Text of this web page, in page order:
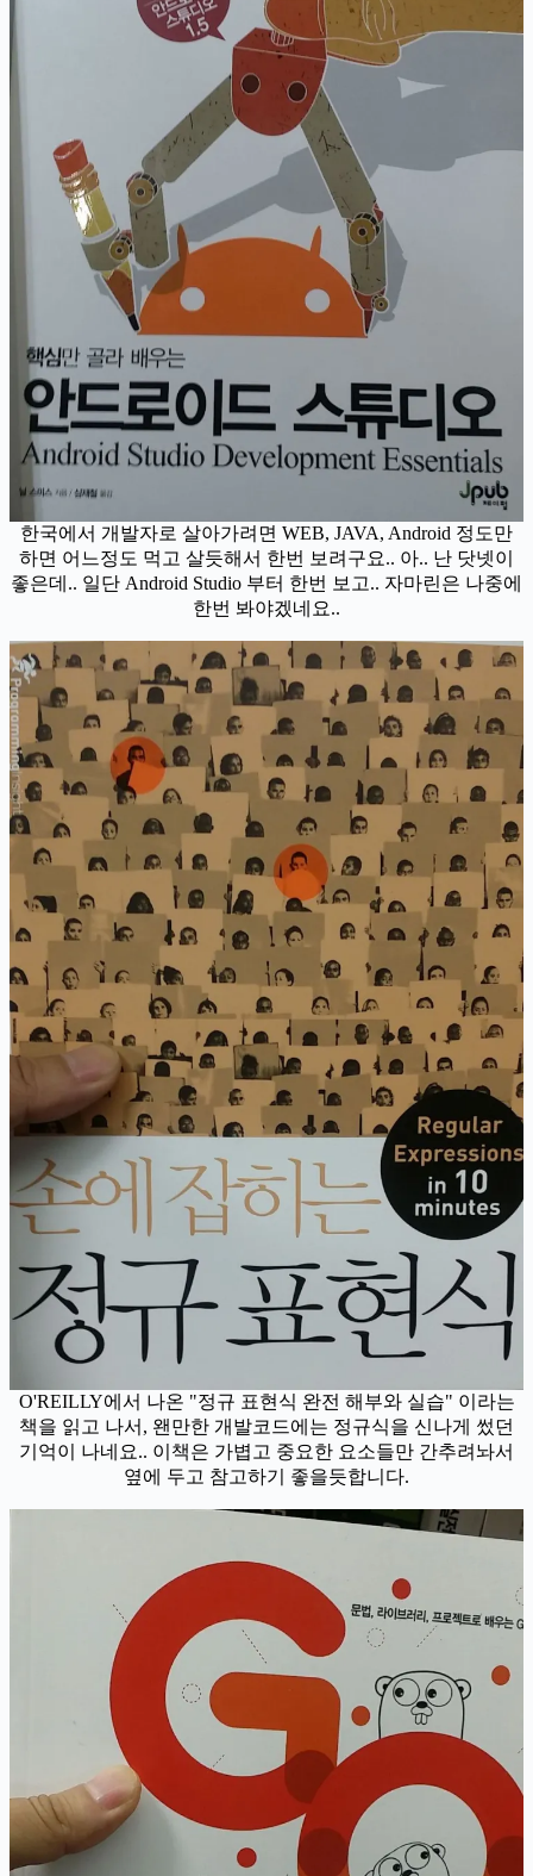
한국에서 개발자로 살아가려면 WEB, JAVA, Android 정도만
하면 어느정도 먹고 살듯해서 한번 보려구요.. 아.. 난 닷넷이
좋은데.. 일단 Android Studio 부터 한번 보고.. 자마린은 나중에
한번 봐야겠네요..
O'REILLY에서 나온 "정규 표현식 완전 해부와 실습" 이라는
책을 읽고 나서, 왠만한 개발코드에는 정규식을 신나게 썼던
기억이 나네요.. 이책은 가볍고 중요한 요소들만 간추려놔서
옆에 두고 참고하기 좋을듯합니다.